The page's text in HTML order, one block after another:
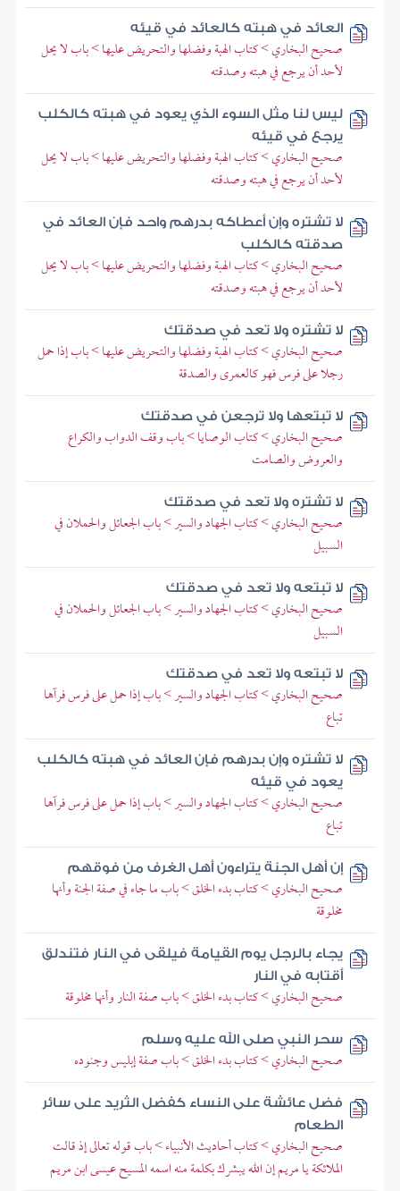
العائد في هبته كالعائد في قيئه
صحيح البخاري > كتاب الهبة وفضلها والتحريض عليها > باب لا يحل
لأحد أن يرجع في هبته وصدقته
ليس لنا مثل السوء الذي يعود في هبته كالكلب
يرجع في قيئه
صحيح البخاري > كتاب الهبة وفضلها والتحريض عليها > باب لا يحل
لأحد أن يرجع في هبته وصدقته
لا تشتره وإن أعطاكه بدرهم واحد فإن العائد في
صدقته كالكلب
صحيح البخاري > كتاب الهبة وفضلها والتحريض عليها > باب لا يحل
لأحد أن يرجع في هبته وصدقته
لا تشتره ولا تعد في صدقتك
صحيح البخاري > كتاب الهبة وفضلها والتحريض عليها > باب إذا حمل
رجلا على فرس فهو كالعمرى والصدقة
لا تبتعها ولا ترجعن في صدقتك
صحيح البخاري > كتاب الوصايا > باب وقف الدواب والكراع
والعروض والصامت
لا تشتره ولا تعد في صدقتك
صحيح البخاري > كتاب الجهاد والسير > باب الجعائل والحملان في
السبيل
لا تبتعه ولا تعد في صدقتك
صحيح البخاري > كتاب الجهاد والسير > باب الجعائل والحملان في
السبيل
لا تبتعه ولا تعد في صدقتك
صحيح البخاري > كتاب الجهاد والسير > باب إذا حمل على فرس فرآها
تباع
لا تشتره وإن بدرهم فإن العائد في هبته كالكلب
يعود في قيئه
صحيح البخاري > كتاب الجهاد والسير > باب إذا حمل على فرس فرآها
تباع
إن أهل الجنة يتراءون أهل الغرف من فوقهم
صحيح البخاري > كتاب بدء الخلق > باب ما جاء في صفة الجنة وأنها
مخلوقة
يجاء بالرجل يوم القيامة فيلقى في النار فتندلق
أقتابه في النار
صحيح البخاري > كتاب بدء الخلق > باب صفة النار وأنها مخلوقة
سحر النبي صلى الله عليه وسلم
صحيح البخاري > كتاب بدء الخلق > باب صفة إبليس وجنوده
فضل عائشة على النساء كفضل الثريد على سائر
الطعام
صحيح البخاري > كتاب أحاديث الأنبياء > باب قوله تعالى إذ قالت
الملائكة يا مريم إن الله يبشرك بكلمة منه اسمه المسيح عيسى ابن مريم